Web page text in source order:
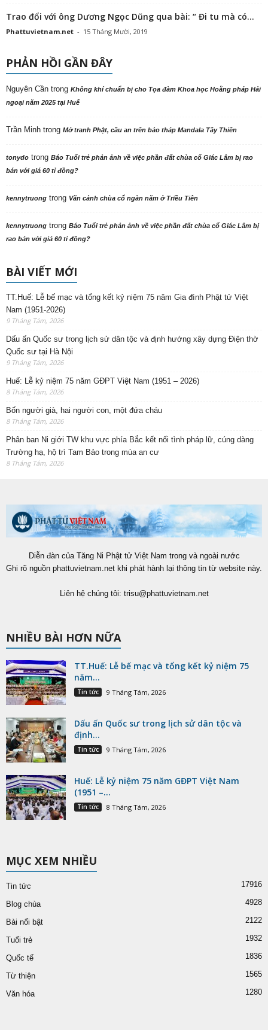
Trao đổi với ông Dương Ngọc Dũng qua bài: “ Đi tu mà có...
Phattuvietnam.net - 15 Tháng Mười, 2019
PHẢN HỒI GẦN ĐÂY
Nguyên Cần trong Không khí chuẩn bị cho Tọa đàm Khoa học Hoằng pháp Hải
ngoại năm 2025 tại Huế
Trần Minh trong Mở tranh Phật, cầu an trên bảo tháp Mandala Tây Thiên
tonydo trong Báo Tuổi trẻ phản ảnh về việc phần đất chùa cổ Giác Lâm bị rao
bán với giá 60 tỉ đồng?
kennytruong trong Vãn cảnh chùa cổ ngàn năm ở Triều Tiên
kennytruong trong Báo Tuổi trẻ phản ảnh về việc phần đất chùa cổ Giác Lâm bị
rao bán với giá 60 tỉ đồng?
BÀI VIẾT MỚI
TT.Huế: Lễ bế mạc và tổng kết kỷ niệm 75 năm Gia đình Phật tử Việt
Nam (1951-2026)
9 Tháng Tám, 2026
Dấu ấn Quốc sư trong lịch sử dân tộc và định hướng xây dựng Điện thờ
Quốc sư tại Hà Nội
9 Tháng Tám, 2026
Huế: Lễ kỷ niệm 75 năm GĐPT Việt Nam (1951 – 2026)
8 Tháng Tám, 2026
Bốn người già, hai người con, một đứa cháu
8 Tháng Tám, 2026
Phân ban Ni giới TW khu vực phía Bắc kết nối tình pháp lữ, cúng dàng
Trường hạ, hộ trì Tam Bảo trong mùa an cư
8 Tháng Tám, 2026
Diễn đàn của Tăng Ni Phật tử Việt Nam trong và ngoài nước
Ghi rõ nguồn phattuvietnam.net khi phát hành lại thông tin từ website này.
Liên hệ chúng tôi: trisu@phattuvietnam.net
NHIỀU BÀI HƠN NỮA
TT.Huế: Lễ bế mạc và tổng kết kỷ niệm 75
năm...
Tin tức 9 Tháng Tám, 2026
Dấu ấn Quốc sư trong lịch sử dân tộc và
định...
Tin tức 9 Tháng Tám, 2026
Huế: Lễ kỷ niệm 75 năm GĐPT Việt Nam
(1951 –...
Tin tức 8 Tháng Tám, 2026
MỤC XEM NHIỀU
Tin tức 17916
Blog chùa 4928
Bài nổi bật 2122
Tuổi trẻ 1932
Quốc tế 1836
Từ thiện 1565
Văn hóa 1280